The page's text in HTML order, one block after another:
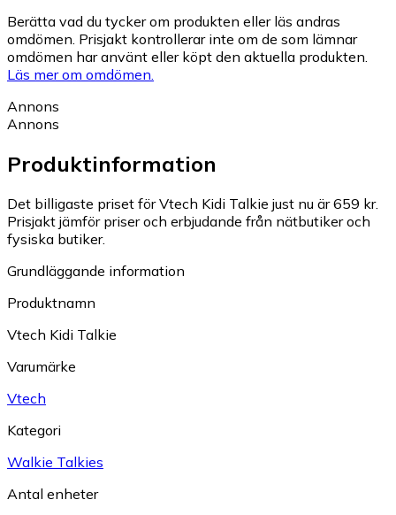
Berätta vad du tycker om produkten eller läs andras
omdömen. Prisjakt kontrollerar inte om de som lämnar
omdömen har använt eller köpt den aktuella produkten.
Läs mer om omdömen.
Annons
Annons
Produktinformation
Det billigaste priset för Vtech Kidi Talkie just nu är 659 kr.
Prisjakt jämför priser och erbjudande från nätbutiker och
fysiska butiker.
Grundläggande information
Produktnamn
Vtech Kidi Talkie
Varumärke
Vtech
Kategori
Walkie Talkies
Antal enheter